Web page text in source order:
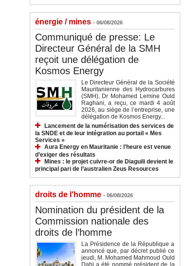
énergie / mines - 06/08/2026
Communiqué de presse: Le
Directeur Général de la SMH
reçoit une délégation de
Kosmos Energy
Le Directeur Général de la Société
Mauritanienne des Hydrocarbures
(SMH), Dr Mohamed Lemine Ould
Raghani, a reçu, ce mardi 4 août
2026, au siège de l’entreprise, une
délégation de Kosmos Energy...
Lancement de la numérisation des services de
la SNDE et de leur intégration au portail « Mes
Services »
Aura Energy en Mauritanie : l’heure est venue
d’exiger des résultats
Mines : le projet cuivre-or de Diaguili devient le
principal pari de l’australien Zeus Resources
droits de l'homme - 06/08/2026
Nomination du président de la
Commission nationale des
droits de l’homme
La Présidence de la République a
annoncé que, par décret publié ce
jeudi, M. Mohamed Mahmoud Ould
Dahi a été nommé président de la